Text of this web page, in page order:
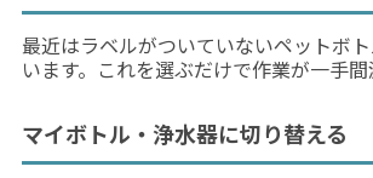
最近はラベルがついていないペットボ
います。これを選ぶだけで作業が一手間
マイボトル・浄水器に切り替える